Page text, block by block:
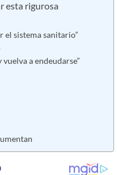
esta rigurosa
el sistema sanitario”
vuelva a endeudarse”